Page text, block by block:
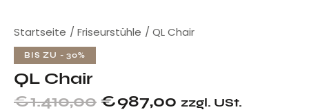
Startseite Friseurstühle QL Chair
BIS ZU - 30%
QL Chair
€1.410,00 €987,00 zzgl. USt.